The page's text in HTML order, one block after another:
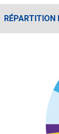
RÉPARTITION